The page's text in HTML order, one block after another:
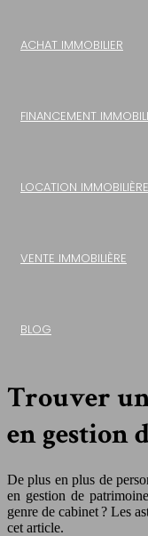
ACHAT IMMOBILIER
FINANCEMENT
LOCATION IMMOBILIÈRE
VENTE IMMOBILIÈRE
BLOG
Trouver
en gestion
De plus en plus de
en gestion de
genre de cabinet ? Les
cet article.